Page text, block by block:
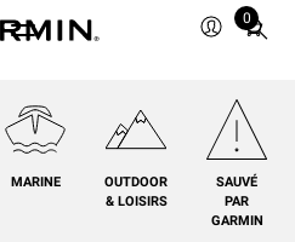
0
Total
cart:
0
MARINE
OUTDOOR
& LOISIRS
SAUVÉ
PAR
GARMIN